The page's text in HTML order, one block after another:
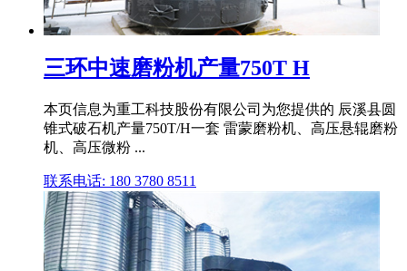
三环中速磨粉机产量750T H
本页信息为重工科技股份有限公司为您提供的 辰溪县圆
锥式破石机产量750T/H一套 雷蒙磨粉机、高压悬辊磨粉
机、高压微粉 ...
联系电话: 180 3780 8511